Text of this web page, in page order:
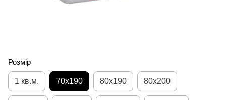
Розмір
1 кв.м. 70х190 80х190 80х200